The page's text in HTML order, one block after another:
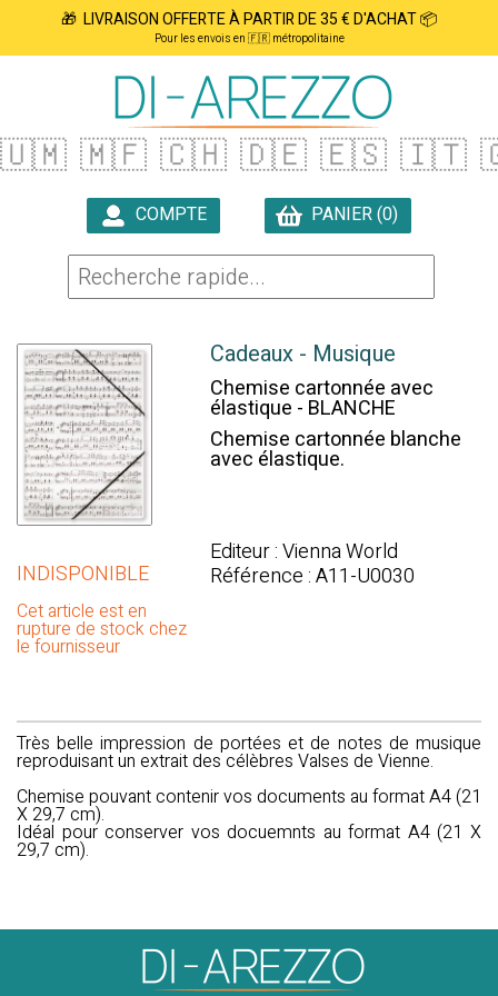
🎁 LIVRAISON OFFERTE À PARTIR DE 35 € D'ACHAT 📦
Pour les envois en 🇫🇷 métropolitaine
🇺🇲 🇲🇫 🇨🇭 🇩🇪 🇪🇸 🇮🇹
COMPTE
PANIER (0)
INDISPONIBLE
Cet article est en
rupture de stock chez
le fournisseur
Cadeaux - Musique
Chemise cartonnée avec
élastique - BLANCHE
Chemise cartonnée blanche
avec élastique.
Editeur : Vienna World
Référence : A11-U0030
Très belle impression de portées et de notes de musique
reproduisant un extrait des célèbres Valses de Vienne.
Chemise pouvant contenir vos documents au format A4 (21
X 29,7 cm).
Idéal pour conserver vos docuemnts au format A4 (21 X
29,7 cm).